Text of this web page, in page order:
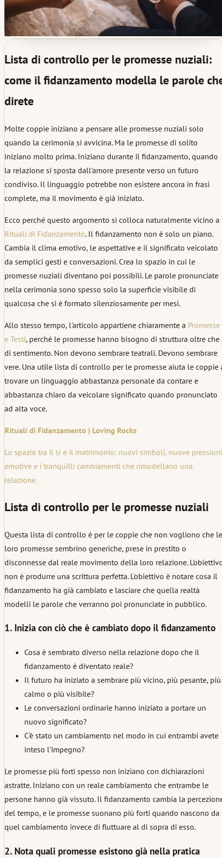
Lista di controllo per le promesse nuziali:
come il fidanzamento modella le parole
direte
Molte coppie iniziano a pensare alle promesse nuziali solo
quando la cerimonia si avvicina. Ma le promesse di solito
iniziano molto prima. Iniziano durante il fidanzamento, quando
la relazione si sposta dall'amore presente verso un futuro
condiviso. Il linguaggio potrebbe non esistere ancora in frasi
complete, ma il movimento è già iniziato.
Ecco perché questo argomento si colloca naturalmente vicino a
Rituali di Fidanzamento. Il fidanzamento non è solo un piano.
Cambia il clima emotivo, le aspettative e il significato veicolato
da semplici gesti e conversazioni. Crea lo spazio in cui le
promesse nuziali diventano poi possibili. Le parole pronunciate
nella cerimonia sono spesso solo la superficie visibile di
qualcosa che si è formato silenziosamente per mesi.
Allo stesso tempo, l'articolo appartiene chiaramente a Promesse
e Testi, perché le promesse hanno bisogno di struttura oltre che
di sentimento. Non devono sembrare teatrali. Devono sembrare
vere. Una utile lista di controllo per le promesse aiuta le coppie
trovare un linguaggio abbastanza personale da contare e
abbastanza chiaro da veicolare significato quando pronunciato
ad alta voce.
Rituali di Fidanzamento | Loving Rocks
Lo spazio tra il sì e il matrimonio: nuovi simboli, nuove pressioni
emotive e i tranquilli cambiamenti che rimodellano una
relazione.
Lista di controllo per le promesse nuziali
Questa lista di controllo è per le coppie che non vogliono che le
loro promesse sembrino generiche, prese in prestito o
disconnesse dal reale movimento della loro relazione.
non è produrre una scrittura perfetta. L'obiettivo è notare cosa il
fidanzamento ha già cambiato e lasciare che quella realtà
modelli le parole che verranno poi pronunciate in pubblico.
1. Inizia con ciò che è cambiato dopo il fidanzamento
Cosa è sembrato diverso nella relazione dopo che il
fidanzamento è diventato reale?
Il futuro ha iniziato a sembrare più vicino, più pesante, più
calmo o più visibile?
Le conversazioni ordinarie hanno iniziato a portare un
nuovo significato?
C'è stato un cambiamento nel modo in cui entrambi avete
inteso l'impegno?
Le promesse più forti spesso non iniziano con dichiarazioni
astratte. Iniziano con un reale cambiamento che entrambe le
persone hanno già vissuto. Il fidanzamento cambia la
del tempo, e le promesse suonano più forti quando nascono da
quel cambiamento invece di fluttuare al di sopra di esso.
2. Nota quali promesse esistono già nella pratica